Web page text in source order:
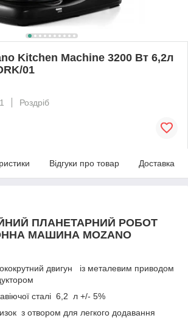
Kitchen Machine 3200 Вт 6,2л
01
Роздріб
Відгуки про товар Доставка
ПЛАНЕТАРНИЙ РОБОТ
МАШИНА MOZANO
двигун із металевим приводом
сталі 6,2 л +/- 5%
з отвором для легкого додавання